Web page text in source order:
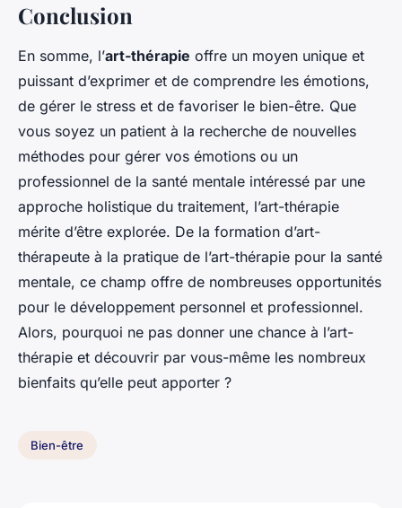
Conclusion
En somme, l’art-thérapie offre un moyen unique et
puissant d’exprimer et de comprendre les émotions,
de gérer le stress et de favoriser le bien-être. Que
vous soyez un patient à la recherche de nouvelles
méthodes pour gérer vos émotions ou un
professionnel de la santé mentale intéressé par une
approche holistique du traitement, l’art-thérapie
mérite d’être explorée. De la formation d’art-
thérapeute à la pratique de l’art-thérapie pour la santé
mentale, ce champ offre de nombreuses opportunités
pour le développement personnel et professionnel.
Alors, pourquoi ne pas donner une chance à l’art-
thérapie et découvrir par vous-même les nombreux
bienfaits qu’elle peut apporter ?
Bien-être